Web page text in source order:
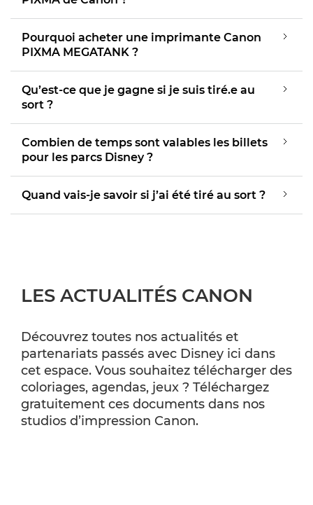
Pourquoi acheter une imprimante Canon
PIXMA MEGATANK ?
Qu’est-ce que je gagne si je suis tiré.e au
sort ?
Combien de temps sont valables les billets
pour les parcs Disney ?
Quand vais-je savoir si j’ai été tiré au sort ?
LES ACTUALITÉS CANON
Découvrez toutes nos actualités et
partenariats passés avec Disney ici dans
cet espace. Vous souhaitez télécharger des
coloriages, agendas, jeux ? Téléchargez
gratuitement ces documents dans nos
studios d’impression Canon.